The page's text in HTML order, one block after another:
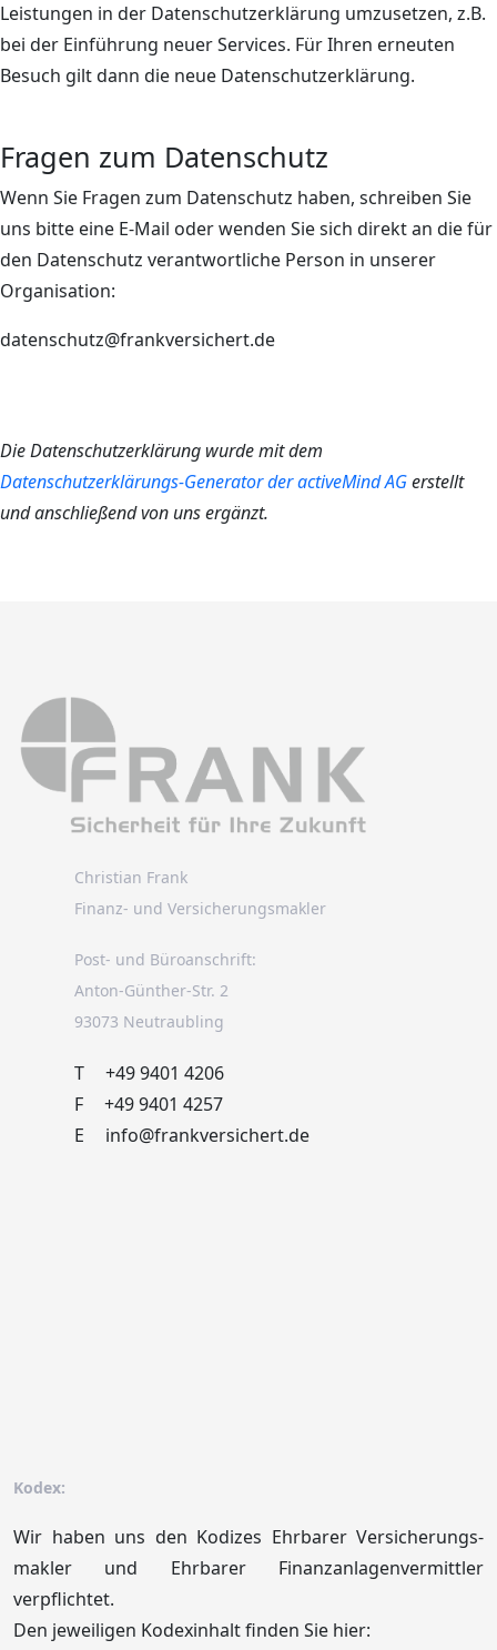
Leistungen in der Datenschutzerklärung umzusetzen, z.B.
bei der Einführung neuer Services. Für Ihren erneuten
Besuch gilt dann die neue Datenschutzerklärung.
Fragen zum Datenschutz
Wenn Sie Fragen zum Datenschutz haben, schreiben Sie
uns bitte eine E-Mail oder wenden Sie sich direkt an die für
den Datenschutz verantwortliche Person in unserer
Organisation:
datenschutz@frankversichert.de
Die Datenschutzerklärung wurde mit dem
Datenschutzerklärungs-Generator der activeMind AGerstellt
und anschließend von uns ergänzt.
Christian Frank
Finanz- und Versicherungsmakler
Post- und Büroanschrift:
Anton-Günther-Str. 2
93073 Neutraubling
T
+49 9401 4206
F
+49 9401 4257
E
info@frankversichert.de
Kodex:
Wir haben uns den Kodizes Ehrbarer Versicherungs­
makler und Ehrbarer Finanz­anlagen­vermittler
verpflichtet.
Den jeweiligen Kodex­inhalt finden Sie hier: